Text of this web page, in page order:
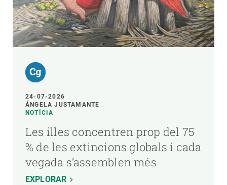
24-07-2026
ÁNGELA JUSTAMANTE
NOTÍCIA
Les illes concentren prop del 75
% de les extincions globals i cada
vegada s’assemblen més
EXPLORAR